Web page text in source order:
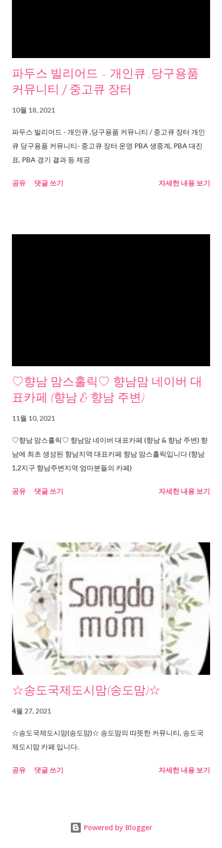
파두스 빌리어드 - 개인큐 ,당구용품
커뮤니티 / 중고큐 장터
10월 18, 2021
파두스 빌리어드 - 개인큐 ,당구용품 커뮤니티 / 중고큐 장터 개인
큐 당구용품 커뮤니티- 중고큐 장터 운영 PBA 생중계, PBA 대진
표, PBA 경기 결과 등 제공
공유 댓글 쓰기 자세한 내용 보기
♡향남 맘스홀릭♡ 향남맘 네이버 대
표카페 (향남 & 향남 주변)
11월 10, 2021
♡향남 맘스홀릭♡ 향남맘 네이버 대표카페 (향남 & 향남 주변) 향
남에 최초 생성된 향남지역 대표카페 향남 맘스홀릭입니다 (향남
1,2지구 향남주변지역 엄마분들의 카페)
공유 댓글 쓰기 자세한 내용 보기
☆송도국제도시맘(송도맘)☆
4월 27, 2021
☆송도국제도시맘(송도맘)☆ 송도맘의 따뜻한 커뮤니티, 송도국
제도시맘 카페 입니다.
공유 댓글 쓰기 자세한 내용 보기
Powered by Blogger